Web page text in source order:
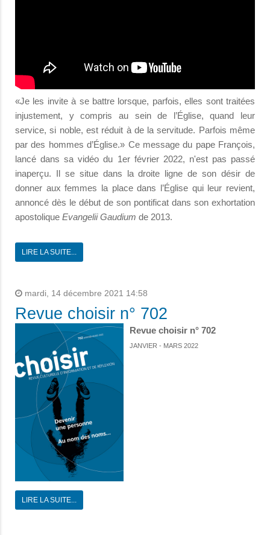
«Je les invite à se battre lorsque, parfois, elles sont traitées
injustement, y compris au sein de l’Église, quand leur
service, si noble, est réduit à de la servitude. Parfois même
par des hommes d’Église.» Ce message du pape François,
lancé dans sa vidéo du 1er février 2022, n'est pas passé
inaperçu. Il se situe dans la droite ligne de son désir de
donner aux femmes la place dans l’Église qui leur revient,
annoncé dès le début de son pontificat dans son exhortation
apostolique Evangelii Gaudium de 2013.
LIRE LA SUITE...
mardi, 14 décembre 2021 14:58
Revue choisir n° 702
Revue choisir n° 702
JANVIER - MARS 2022
LIRE LA SUITE...